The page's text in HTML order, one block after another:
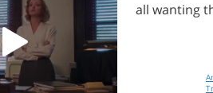
all wanting